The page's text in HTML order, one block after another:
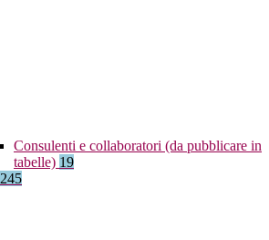
Consulenti e collaboratori (da pubblicare in
tabelle) 19
245